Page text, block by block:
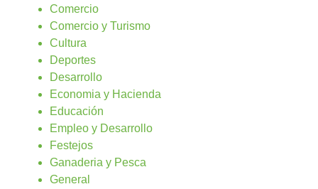
Comercio
Comercio y Turismo
Cultura
Deportes
Desarrollo
Economia y Hacienda
Educación
Empleo y Desarrollo
Festejos
Ganaderia y Pesca
General